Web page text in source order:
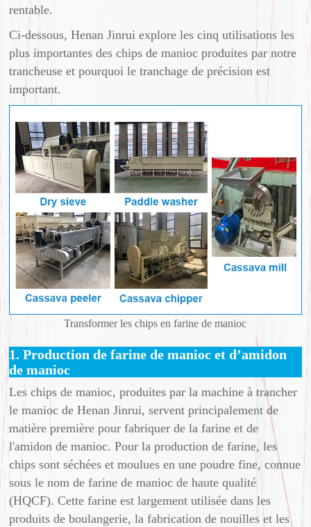
rentable.
Ci-dessous, Henan Jinrui explore les cinq utilisations les
plus importantes des chips de manioc produites par notre
trancheuse et pourquoi le tranchage de précision est
important.
Transformer les chips en farine de manioc
1. Production de farine de manioc et d’amidon
de manioc
Les chips de manioc, produites par la machine à trancher
le manioc de Henan Jinrui, servent principalement de
matière première pour fabriquer de la farine et de
l'amidon de manioc. Pour la production de farine, les
chips sont séchées et moulues en une poudre fine, connue
sous le nom de farine de manioc de haute qualité
(HQCF). Cette farine est largement utilisée dans les
produits de boulangerie, la fabrication de nouilles et les